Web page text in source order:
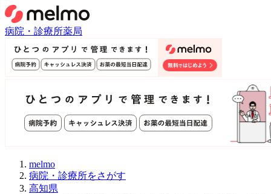
病院・診療所薬局
melmo
病院・診療所をさがす
高知県